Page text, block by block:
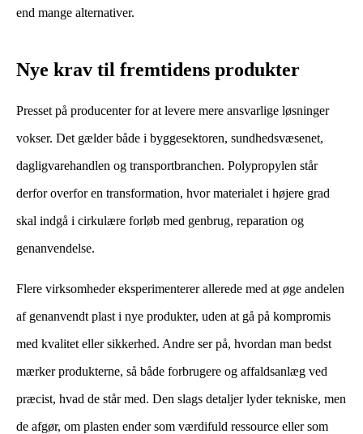
end mange alternativer.
Nye krav til fremtidens produkter
Presset på producenter for at levere mere ansvarlige løsninger
vokser. Det gælder både i byggesektoren, sundhedsvæsenet,
dagligvarehandlen og transportbranchen. Polypropylen står
derfor overfor en transformation, hvor materialet i højere grad
skal indgå i cirkulære forløb med genbrug, reparation og
genanvendelse.
Flere virksomheder eksperimenterer allerede med at øge andelen
af genanvendt plast i nye produkter, uden at gå på kompromis
med kvalitet eller sikkerhed. Andre ser på, hvordan man bedst
mærker produkterne, så både forbrugere og affaldsanlæg ved
præcist, hvad de står med. Den slags detaljer lyder tekniske, men
de afgør, om plasten ender som værdifuld ressource eller som